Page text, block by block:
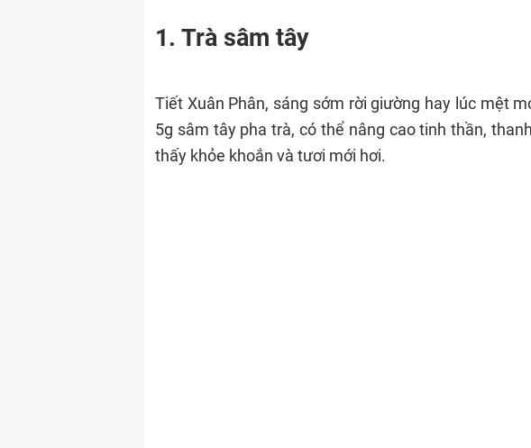
1. Trà sâm tây
Tiết Xuân Phân, sáng sớm rời giường hay lúc mệt
5g sâm tây pha trà, có thể nâng cao tinh thần,
thấy khỏe khoắn và tươi mới hơi.